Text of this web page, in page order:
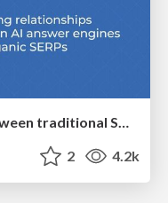
Exploring the relationship between traditional SERPs and Gen AI search
2 4.2k